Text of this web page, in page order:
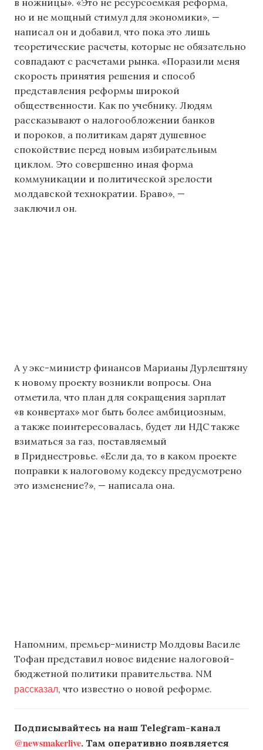
в ножницы». «Это не ресурсоемкая реформа,
но и не мощный стимул для экономики», —
написал он и добавил, что пока это лишь
теоретические расчеты, которые не обязательно
совпадают с расчетами рынка. «Поразили меня
скорость принятия решения и способ
представления реформы широкой
общественности. Как по учебнику. Людям
рассказывают о налогообложении банков
и пороков, а политикам дарят душевное
спокойствие перед новым избирательным
циклом. Это совершенно иная форма
коммуникации и политической зрелости
молдавской технократии. Браво», —
заключил он.
А у экс-министр финансов Марианы Дурлештяну
к новому проекту возникли вопросы. Она
отметила, что план для сокращения зарплат
«в конвертах» мог быть более амбициозным,
а также поинтересовалась, будет ли НДС также
взиматься за газ, поставляемый
в Приднестровье. «Если да, то в каком проекте
поправки к налоговому кодексу предусмотрено
это изменение?», — написала она.
Напомним, премьер-министр Молдовы Василе
Тофан представил новое видение налоговой-
бюджетной политики правительства. NM
рассказал, что известно о новой реформе.
Подписывайтесь на наш Telegram-канал
@newsmakerlive. Там оперативно появляется